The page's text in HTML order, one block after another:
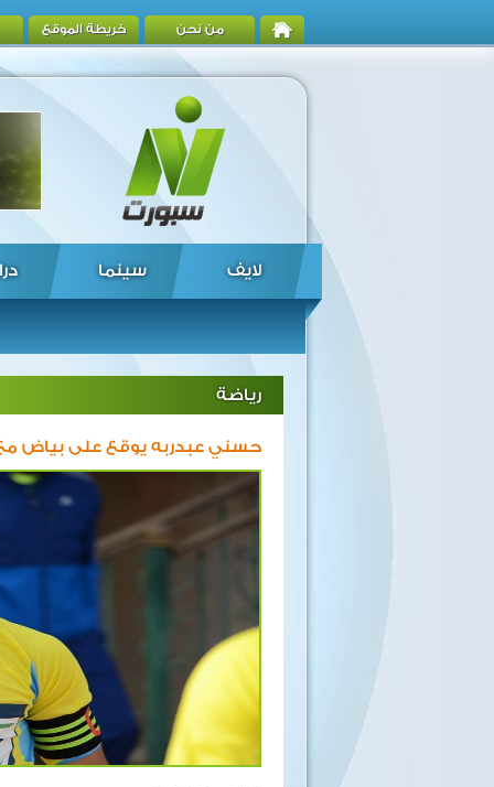
من نحن خريطة الموقع
لايف سينما
رياضة
حسني عبدربه يوقع على بياض مع